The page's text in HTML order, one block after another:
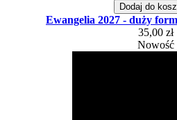
Dodaj do
Ewangelia 2027 - duży
35,00 zł
Nowość